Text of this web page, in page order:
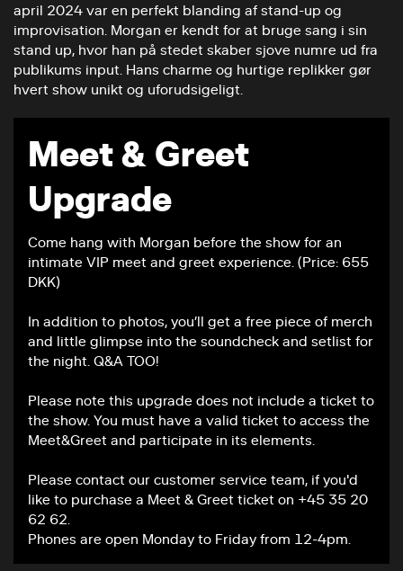
april 2024 var en perfekt blanding af stand-up og
improvisation. Morgan er kendt for at bruge sang i sin
stand up, hvor han på stedet skaber sjove numre ud fra
publikums input. Hans charme og hurtige replikker gør
hvert show unikt og uforudsigeligt.
Meet & Greet
Upgrade
Come hang with Morgan before the show for an
intimate VIP meet and greet experience. (Price: 655
DKK)
In addition to photos, you’ll get a free piece of merch
and little glimpse into the soundcheck and setlist for
the night. Q&A TOO!
Please note this upgrade does not include a ticket to
the show. You must have a valid ticket to access the
Meet&Greet and participate in its elements.
Please contact our customer service team, if you'd
like to purchase a Meet & Greet ticket on +45 35 20
62 62.
Phones are open Monday to Friday from 12-4pm.